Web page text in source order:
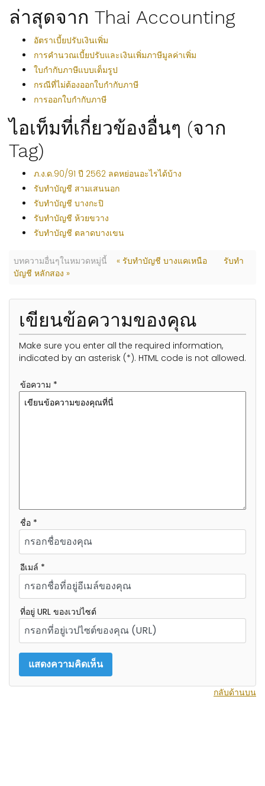
ล่าสุดจาก Thai Accounting
อัตราเบี้ยปรับเงินเพิ่ม
การคำนวณเบี้ยปรับและเงินเพิ่มภาษีมูลค่าเพิ่ม
ใบกำกับภาษีแบบเต็มรูป
กรณีที่ไม่ต้องออกใบกำกับภาษี
การออกใบกำกับภาษี
ไอเท็มที่เกี่ยวข้องอื่นๆ (จาก
Tag)
ภ.ง.ด.90/91 ปี 2562 ลดหย่อนอะไรได้บ้าง
รับทำบัญชี สามเสนนอก
รับทำบัญชี บางกะปิ
รับทำบัญชี ห้วยขวาง
รับทำบัญชี ตลาดบางเขน
บทความอื่นๆในหมวดหมู่นี้ « รับทำบัญชี บางแคเหนือ
รับทำ
บัญชี หลักสอง »
เขียนข้อความของคุณ
Make sure you enter all the required information,
indicated by an asterisk (*). HTML code is not allowed.
ข้อความ *
ชื่อ *
อีเมล์ *
ที่อยู่ URL ของเวปไซต์
กลับด้านบน